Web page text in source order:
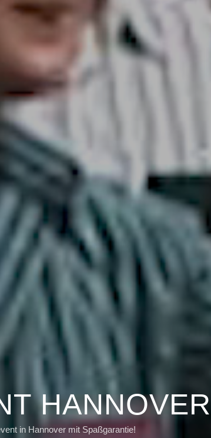
HANNOVER
in Hannover mit Spaßgarantie!